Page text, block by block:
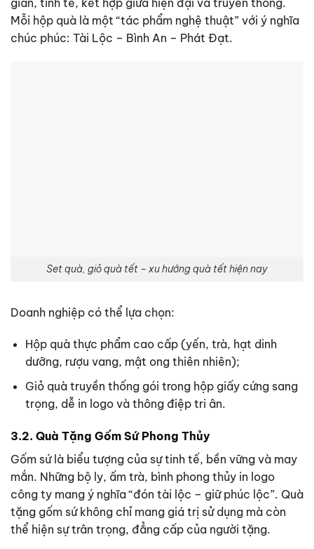
Mỗi hộp quà là một “tác phẩm nghệ thuật” với ý nghĩa
chúc phúc: Tài Lộc – Bình An – Phát Đạt.
Set quà, giỏ quà tết – xu hướng quà tết hiện nay
Doanh nghiệp có thể lựa chọn:
Hộp quà thực phẩm cao cấp (yến, trà, hạt dinh
dưỡng, rượu vang, mật ong thiên nhiên);
Giỏ quà truyền thống gói trong hộp giấy cứng sang
trọng, dễ in logo và thông điệp tri ân.
3.2. Quà Tặng Gốm Sứ Phong Thủy
Gốm sứ là biểu tượng của sự tinh tế, bền vững và may
mắn. Những bộ ly, ấm trà, bình phong thủy in logo
công ty mang ý nghĩa “đón tài lộc – giữ phúc lộc”. Quà
tặng gốm sứ không chỉ mang giá trị sử dụng mà còn
thể hiện sự trân trọng, đẳng cấp của người tặng.